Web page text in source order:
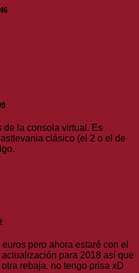
de la consola virtual. Es
clásico (el 2 o el de
pero ahora estaré con el
para 2018 así que
rebaja. no tengo prisa xD